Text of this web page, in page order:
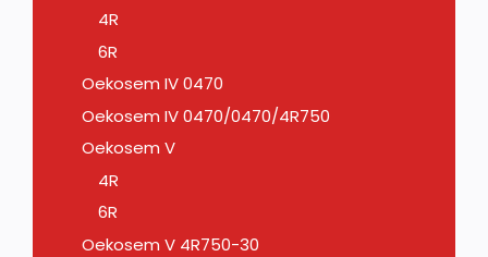
4R
6R
Oekosem IV 0470
Oekosem IV 0470/0470/4R750
Oekosem V
4R
6R
Oekosem V 4R750-30